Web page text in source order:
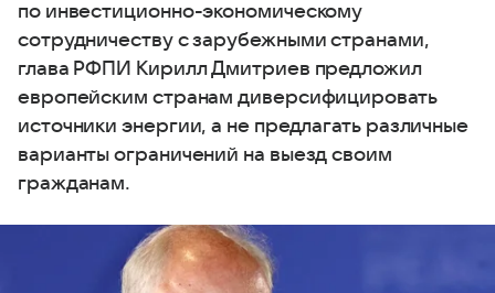
по инвестиционно-экономическому
сотрудничеству с зарубежными странами,
глава РФПИ Кирилл Дмитриев предложил
европейским странам диверсифицировать
источники энергии, а не предлагать различные
варианты ограничений на выезд своим
гражданам.